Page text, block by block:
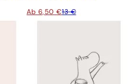
Ab 6,50 €13 €